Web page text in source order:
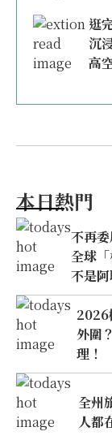
逛
沉
高
本日熱門
不再
全球
不是
2026
外圍
理！
全州
人都